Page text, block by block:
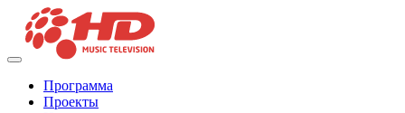
Программа
Проекты